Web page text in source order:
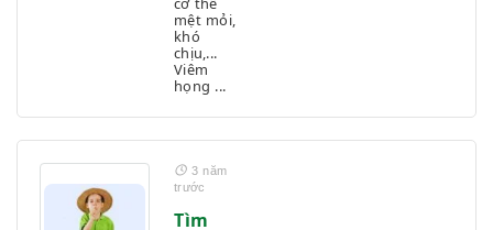
mệt mỏi,
khó
chịu,...
Viêm
họng ...
3 năm
trước
Tìm